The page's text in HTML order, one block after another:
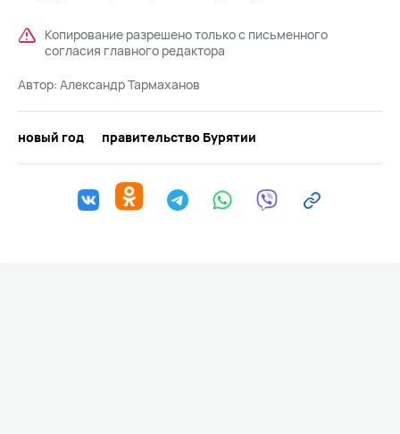
Копирование разрешено только с письменного
согласия главного редактора
Автор: Александр Тармаханов
новый год правительство Бурятии